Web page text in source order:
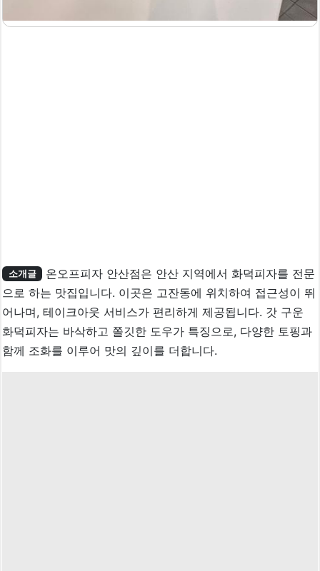
소개글
온오프피자 안산점은 안산 지역에서 화덕피자를 전문
으로 하는 맛집입니다. 이곳은 고잔동에 위치하여 접근성이 뛰
어나며, 테이크아웃 서비스가 편리하게 제공됩니다. 갓 구운
화덕피자는 바삭하고 쫄깃한 도우가 특징으로, 다양한 토핑과
함께 조화를 이루어 맛의 깊이를 더합니다.